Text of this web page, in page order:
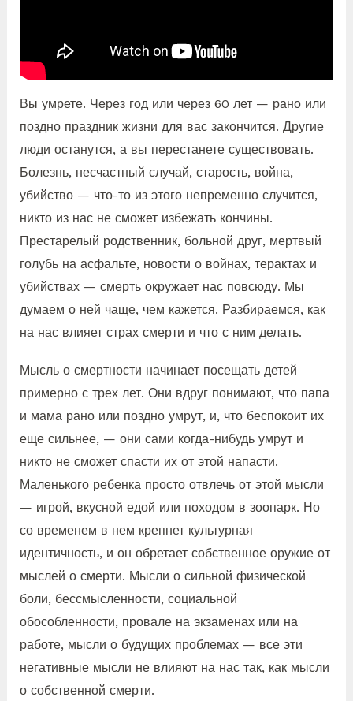
Вы умрете. Через год или через 60 лет — рано или
поздно праздник жизни для вас закончится. Другие
люди останутся, а вы перестанете существовать.
Болезнь, несчастный случай, старость, война,
убийство — что-то из этого непременно случится,
никто из нас не сможет избежать кончины.
Престарелый родственник, больной друг, мертвый
голубь на асфальте, новости о войнах, терактах и
убийствах — смерть окружает нас повсюду. Мы
думаем о ней чаще, чем кажется. Разбираемся, как
на нас влияет страх смерти и что с ним делать.
Мысль о смертности начинает посещать детей
примерно с трех лет. Они вдруг понимают, что папа
и мама рано или поздно умрут, и, что беспокоит их
еще сильнее, — они сами когда-нибудь умрут и
никто не сможет спасти их от этой напасти.
Маленького ребенка просто отвлечь от этой мысли
— игрой, вкусной едой или походом в зоопарк. Но
со временем в нем крепнет культурная
идентичность, и он обретает собственное оружие от
мыслей о смерти. Мысли о сильной физической
боли, бессмысленности, социальной
обособленности, провале на экзаменах или на
работе, мысли о будущих проблемах — все эти
негативные мысли не влияют на нас так, как мысли
о собственной смерти.